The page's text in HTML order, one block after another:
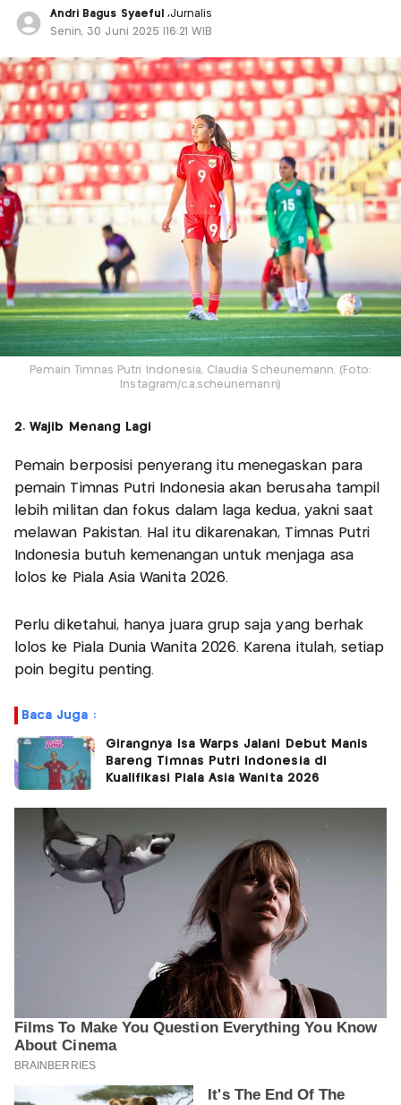
Andri Bagus Syaeful ,Jurnalis
Senin, 30 Juni 2025 |16:21 WIB
Pemain Timnas Putri Indonesia, Claudia Scheunemann. (Foto:
Instagram/c.a.scheunemann)
2. Wajib Menang Lagi
Pemain berposisi penyerang itu menegaskan para
pemain Timnas Putri Indonesia akan berusaha tampil
lebih militan dan fokus dalam laga kedua, yakni saat
melawan Pakistan. Hal itu dikarenakan, Timnas Putri
Indonesia butuh kemenangan untuk menjaga asa
lolos ke Piala Asia Wanita 2026.
Perlu diketahui, hanya juara grup saja yang berhak
lolos ke Piala Dunia Wanita 2026. Karena itulah, setiap
poin begitu penting.
Baca Juga :
Girangnya Isa Warps Jalani Debut Manis
Bareng Timnas Putri Indonesia di
Kualifikasi Piala Asia Wanita 2026